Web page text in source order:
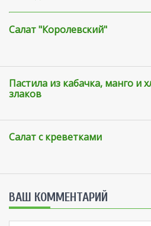
Салат "Королевский"
Пастила из кабачка, манго и
злаков
Салат с креветками
ВАШ КОММЕНТАРИЙ